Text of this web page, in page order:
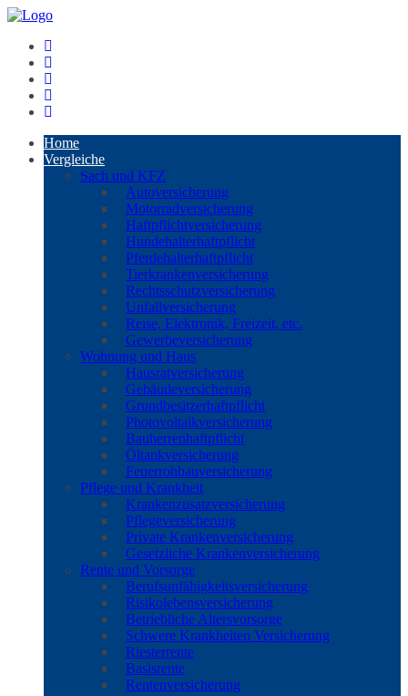
Home
Vergleiche
Sach und KFZ
Autoversicherung
Motorradversicherung
Haftpflichtversicherung
Hundehalterhaftpflicht
Pferdehalterhaftpflicht
Tierkrankenversicherung
Rechtsschutzversicherung
Unfallversicherung
Reise, Elektronik, Freizeit, etc.
Gewerbeversicherung
Wohnung und Haus
Hausratversicherung
Gebäudeversicherung
Grundbesitzerhaftpflicht
Photovoltaikversicherung
Bauherrenhaftpflicht
Öltankversicherung
Feuerrohbauversicherung
Pflege und Krankheit
Krankenzusatzversicherung
Pflegeversicherung
Private Krankenversicherung
Gesetzliche Krankenversicherung
Rente und Vorsorge
Berufs­unfähigkeitsversicherung
Risikolebensversicherung
Betriebliche Altersvorsorge
Schwere Krankheiten Versicherung
Riesterrente
Basisrente
Rentenversicherung